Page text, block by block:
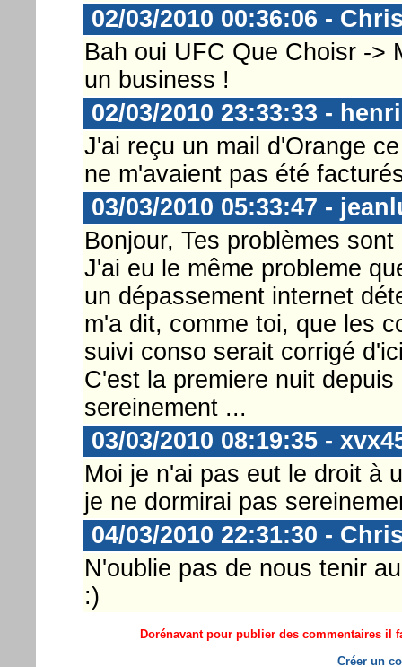
02/03/2010 00:36:06 -
Bah oui UFC Que Choisr ->
un business !
02/03/2010 23:33:33 - henri
J'ai reçu un mail d'Orange
ne m'avaient pas été
03/03/2010 05:33:47 -
Bonjour, Tes problèmes
J'ai eu le même probleme
un dépassement internet
m'a dit, comme toi, que les
suivi conso serait corrigé
C'est la premiere nuit
sereinement ...
03/03/2010 08:19:35 -
Moi je n'ai pas eut le droit à
je ne dormirai pas
04/03/2010 22:31:30 -
N'oublie pas de nous tenir
:)
Dorénavant pour publier des commentaires il
Créer un